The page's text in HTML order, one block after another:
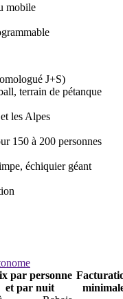
mobile
J+S)
terrain de pétanque
les Alpes
150 à 200 personnes
échiquier géant
par personne
et par nuit